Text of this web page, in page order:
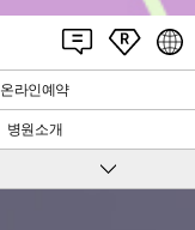
온라인예약
병원소개